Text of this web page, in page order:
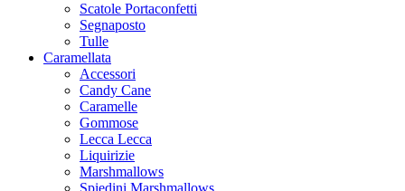
Scatole Portaconfetti
Segnaposto
Tulle
Caramellata
Accessori
Candy Cane
Caramelle
Gommose
Lecca Lecca
Liquirizie
Marshmallows
Spiedini Marshmallows